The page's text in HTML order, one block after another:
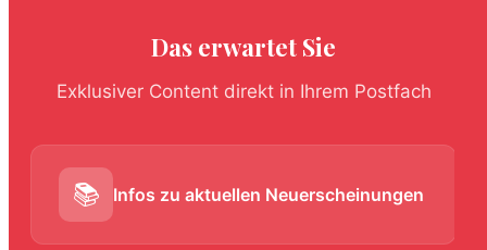
Das erwartet Sie
Exklusiver Content direkt in Ihrem Postfach
📚 Infos zu aktuellen Neuerscheinungen